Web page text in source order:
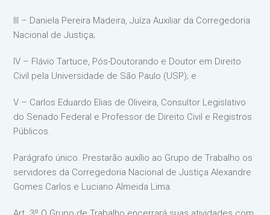
III – Daniela Pereira Madeira, Juíza Auxiliar da Corregedoria
Nacional de Justiça;
IV – Flávio Tartuce, Pós-Doutorando e Doutor em Direito
Civil pela Universidade de São Paulo (USP); e
V – Carlos Eduardo Elias de Oliveira, Consultor Legislativo
do Senado Federal e Professor de Direito Civil e Registros
Públicos.
Parágrafo único. Prestarão auxílio ao Grupo de Trabalho os
servidores da Corregedoria Nacional de Justiça Alexandre
Gomes Carlos e Luciano Almeida Lima.